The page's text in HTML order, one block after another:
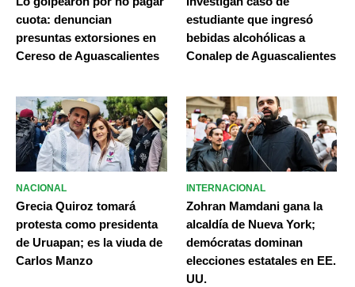
cuota: denuncian
presuntas extorsiones en
Cereso de Aguascalientes
estudiante que ingresó
bebidas alcohólicas a
Conalep de Aguascalientes
NACIONAL
Grecia Quiroz tomará
protesta como presidenta
de Uruapan; es la viuda de
Carlos Manzo
INTERNACIONAL
Zohran Mamdani gana la
alcaldía de Nueva York;
demócratas dominan
elecciones estatales en EE.
UU.